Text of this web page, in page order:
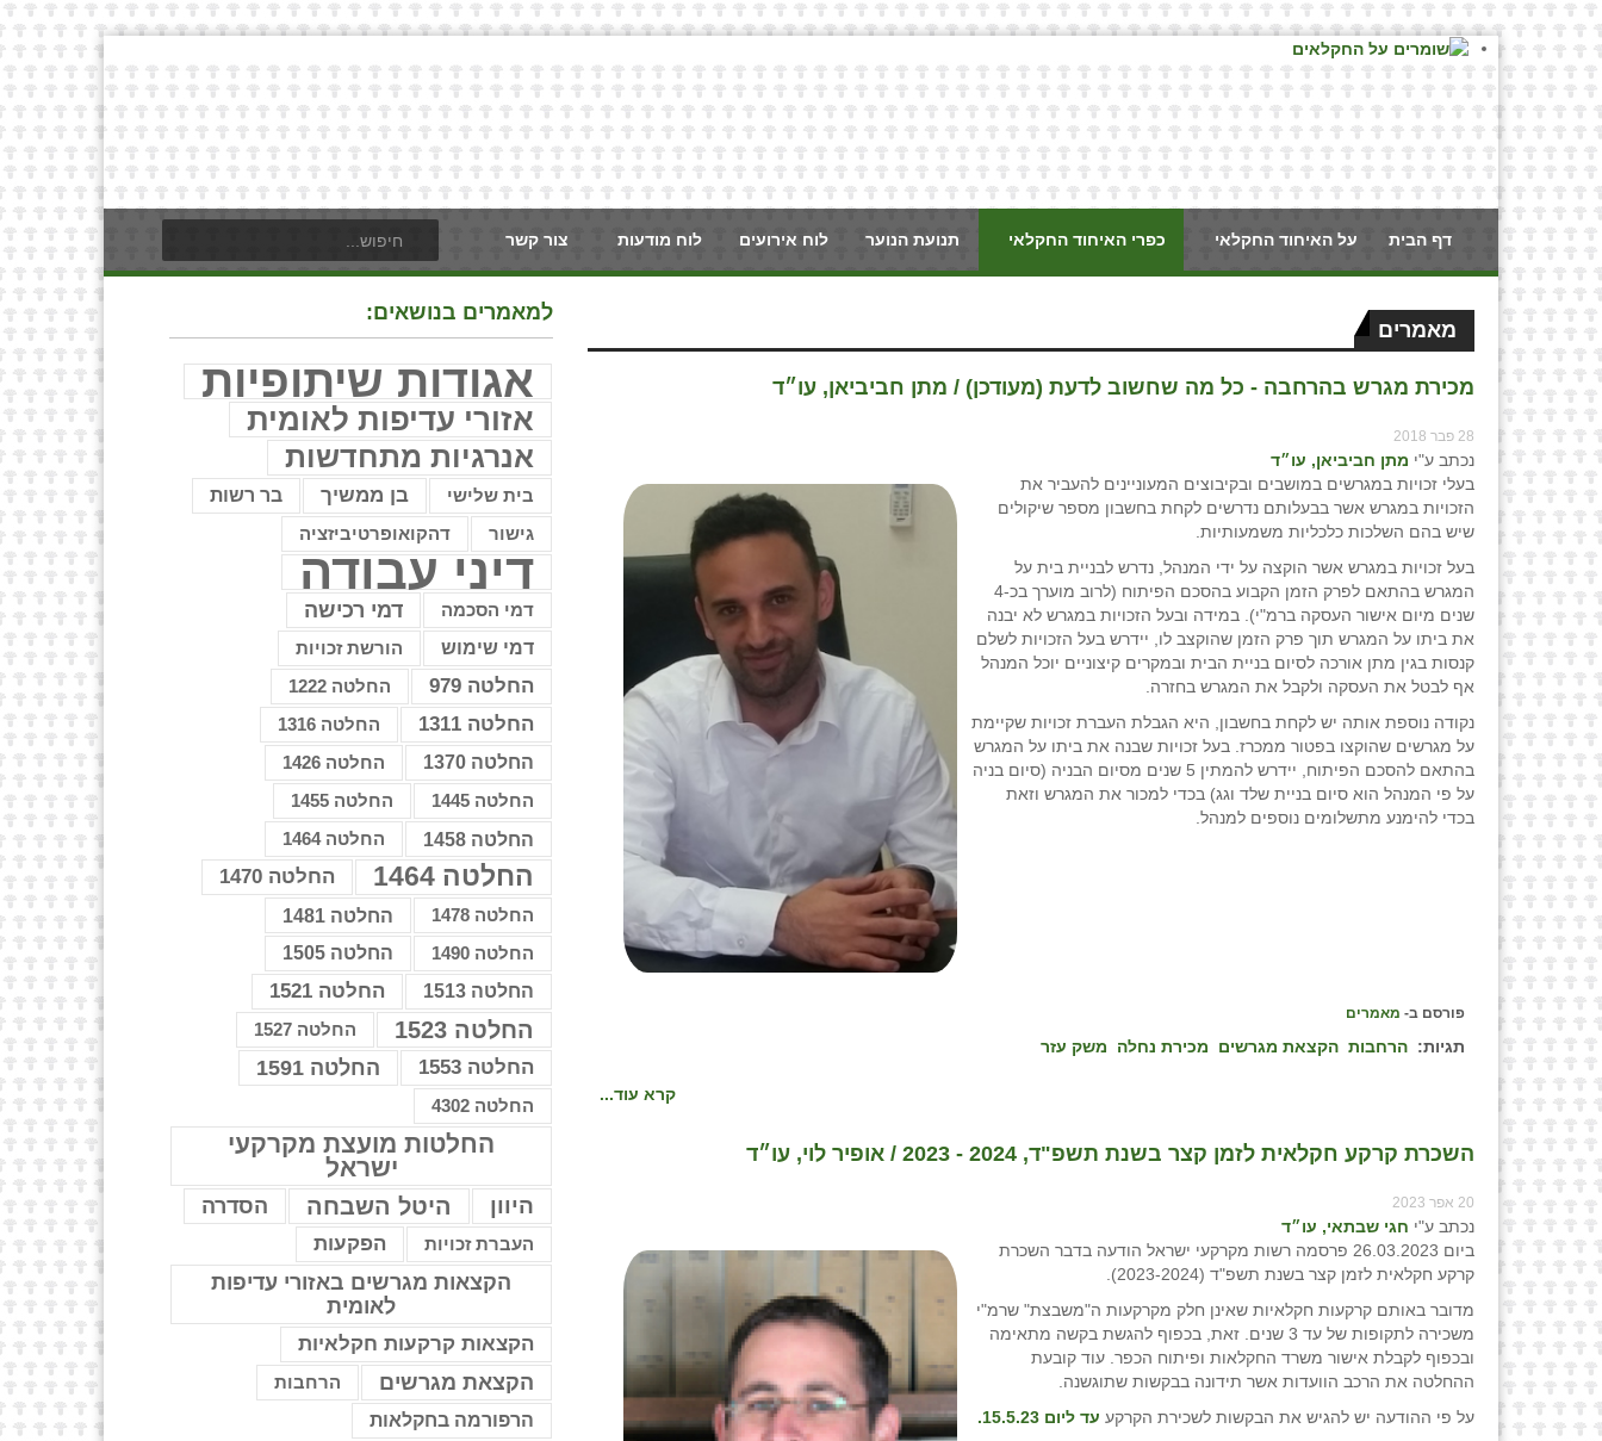
דף הבית על האיחוד החקלאי כפרי האיחוד החקלאי תנועת הנוער לוח אירועים לוח מודעות צור קשר
מאמרים
מכירת מגרש בהרחבה - כל מה שחשוב לדעת (מעודכן) / מתן חביביאן, עו״ד
28 פבר 2018
נכתב ע"י מתן חביביאן, עו״ד
בעלי זכויות במגרשים במושבים ובקיבוצים המעוניינים להעביר את
הזכויות במגרש אשר בבעלותם נדרשים לקחת בחשבון מספר שיקולים
שיש בהם השלכות כלכליות משמעותיות.
בעל זכויות במגרש אשר הוקצה על ידי המנהל, נדרש לבניית בית על
המגרש בהתאם לפרק הזמן הקבוע בהסכם הפיתוח (לרוב מוערך בכ-4
שנים מיום אישור העסקה ברמ"י). במידה ובעל הזכויות במגרש לא יבנה
את ביתו על המגרש תוך פרק הזמן שהוקצב לו, יידרש בעל הזכויות לשלם
קנסות בגין מתן אורכה לסיום בניית הבית ובמקרים קיצוניים יוכל המנהל
אף לבטל את העסקה ולקבל את המגרש בחזרה.
נקודה נוספת אותה יש לקחת בחשבון, היא הגבלת העברת זכויות שקיימת
על מגרשים שהוקצו בפטור ממכרז. בעל זכויות שבנה את ביתו על המגרש
בהתאם להסכם הפיתוח, יידרש להמתין 5 שנים מסיום הבניה (סיום בניה
על פי המנהל הוא סיום בניית שלד וגג) בכדי למכור את המגרש וזאת
בכדי להימנע מתשלומים נוספים למנהל.
פורסם ב- מאמרים
תגיות: הרחבות הקצאת מגרשים מכירת נחלה משק עזר
קרא עוד...
השכרת קרקע חקלאית לזמן קצר בשנת תשפ"ד, 2024 - 2023 / אופיר לוי, עו״ד
20 אפר 2023
נכתב ע"י חגי שבתאי, עו״ד
ביום 26.03.2023 פרסמה רשות מקרקעי ישראל הודעה בדבר השכרת
קרקע חקלאית לזמן קצר בשנת תשפ"ד (2023-2024).
מדובר באותם קרקעות חקלאיות שאינן חלק מקרקעות ה"משבצת" שרמ"י
משכירה לתקופות של עד 3 שנים. זאת, בכפוף להגשת בקשה מתאימה
ובכפוף לקבלת אישור משרד החקלאות ופיתוח הכפר. עוד קובעת
ההחלטה את הרכב הוועדות אשר תידונה בבקשות שתוגשנה.
על פי ההודעה יש להגיש את הבקשות לשכירת הקרקע עד ליום 15.5.23.
למאמרים בנושאים:
אגודות שיתופיות
אזורי עדיפות לאומית
אנרגיות מתחדשות
בית שלישי בן ממשיך
בר רשות
גישור
דהקואופרטיביזציה
דיני עבודה
דמי הסכמה דמי רכישה
דמי שימוש הורשת זכויות
החלטה 979 החלטה 1222
החלטה 1311
החלטה 1316
החלטה 1370
החלטה 1426
החלטה 1445
החלטה 1455
החלטה 1458 החלטה 1464
החלטה 1464 החלטה 1470
החלטה 1478 החלטה 1481
החלטה 1490
החלטה 1505
החלטה 1513
החלטה 1521
החלטה 1523 החלטה 1527
החלטה 1553 החלטה 1591
החלטה 4302
החלטות מועצת מקרקעי
ישראל
היוון היטל השבחה הסדרה
העברת זכויות הפקעות
הקצאות מגרשים באזורי עדיפות
לאומית
הקצאות קרקעות חקלאיות
הקצאת מגרשים
הרחבות
הרפורמה בחקלאות